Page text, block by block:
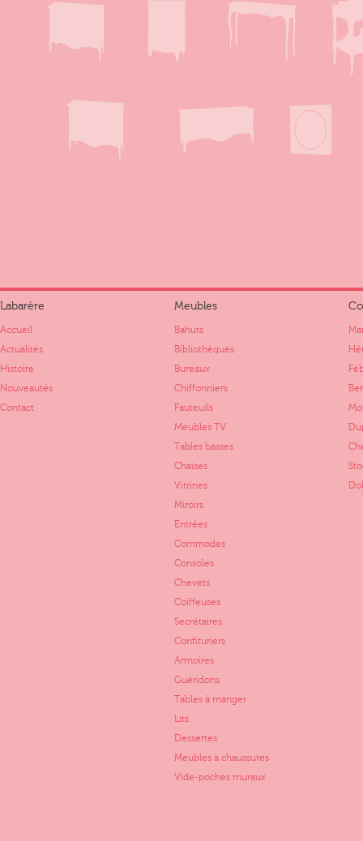
Labarère
Accueil
Actualités
Histoire
Nouveautés
Contact
Meubles
Bahuts
Bibliothèques
Bureaux
Chiffonniers
Fauteuils
Meubles TV
Tables basses
Chaises
Vitrines
Miroirs
Entrées
Commodes
Consoles
Chevets
Coiffeuses
Secrétaires
Confituriers
Armoires
Guéridons
Tables à manger
Lits
Dessertes
Meubles à chaussures
Vide-poches muraux